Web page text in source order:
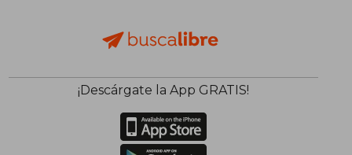
¡Descárgate la App GRATIS!